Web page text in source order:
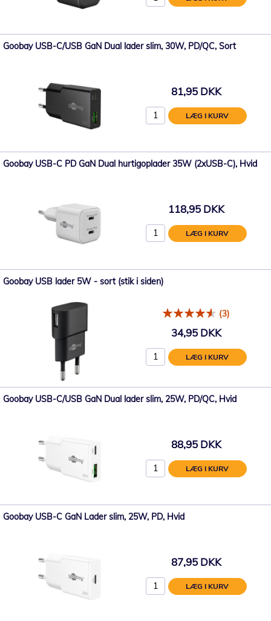
Goobay USB-C/USB GaN Dual lader slim, 30W, PD/QC, Sort
81,95 DKK
LÆG I KURV
Goobay USB-C PD GaN Dual hurtigoplader 35W (2xUSB-C), Hvid
118,95 DKK
LÆG I KURV
Goobay USB lader 5W - sort (stik i siden)
(3)
34,95 DKK
LÆG I KURV
Goobay USB-C/USB GaN Dual lader slim, 25W, PD/QC, Hvid
88,95 DKK
LÆG I KURV
Goobay USB-C GaN Lader slim, 25W, PD, Hvid
87,95 DKK
LÆG I KURV